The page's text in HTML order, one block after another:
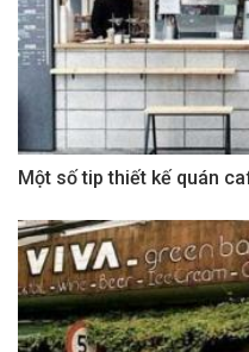
Một số tip thiết kế quán